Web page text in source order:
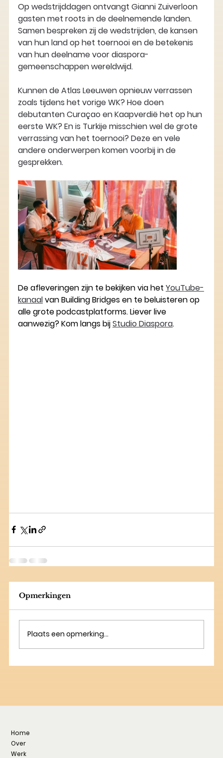
Op wedstrijddagen ontvangt Gianni Zuiverloon
gasten met roots in de deelnemende landen.
Samen bespreken zij de wedstrijden, de kansen
van hun land op het toernooi en de betekenis
van hun deelname voor diaspora-
gemeenschappen wereldwijd.
Kunnen de Atlas Leeuwen opnieuw verrassen
zoals tijdens het vorige WK? Hoe doen
debutanten Curaçao en Kaapverdië het op hun
eerste WK? En is Turkije misschien wel de grote
verrassing van het toernooi? Deze en vele
andere onderwerpen komen voorbij in de
gesprekken.
De afleveringen zijn te bekijken via het YouTube-
kanaal van Building Bridges en te beluisteren op
alle grote podcastplatforms. Liever live
aanwezig? Kom langs bij Studio Diaspora.
Opmerkingen
Plaats een opmerking...
Home
Over
Werk